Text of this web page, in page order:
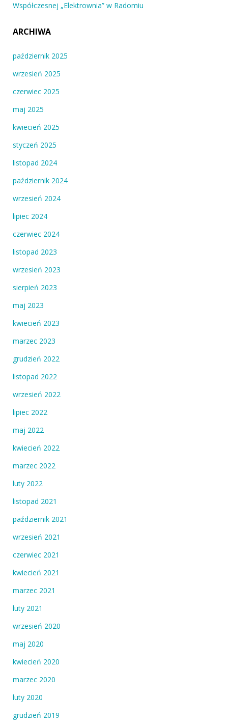
Współczesnej „Elektrownia” w Radomiu
ARCHIWA
październik 2025
wrzesień 2025
czerwiec 2025
maj 2025
kwiecień 2025
styczeń 2025
listopad 2024
październik 2024
wrzesień 2024
lipiec 2024
czerwiec 2024
listopad 2023
wrzesień 2023
sierpień 2023
maj 2023
kwiecień 2023
marzec 2023
grudzień 2022
listopad 2022
wrzesień 2022
lipiec 2022
maj 2022
kwiecień 2022
marzec 2022
luty 2022
listopad 2021
październik 2021
wrzesień 2021
czerwiec 2021
kwiecień 2021
marzec 2021
luty 2021
wrzesień 2020
maj 2020
kwiecień 2020
marzec 2020
luty 2020
grudzień 2019